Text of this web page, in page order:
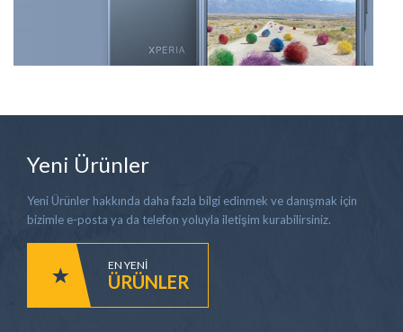
Yeni Ürünler
Yeni Ürünler hakkında daha fazla bilgi edinmek ve danışmak için
bizimle e-posta ya da telefon yoluyla iletişim kurabilirsiniz.
EN YENI
ÜRÜNLER